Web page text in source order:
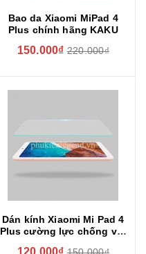
Bao da Xiaomi MiPad 4
Plus chính hãng KAKU
150.000₫ 220.000₫
Dán kính Xiaomi Mi Pad 4
Plus cường lực chống vỡ,
120.000₫